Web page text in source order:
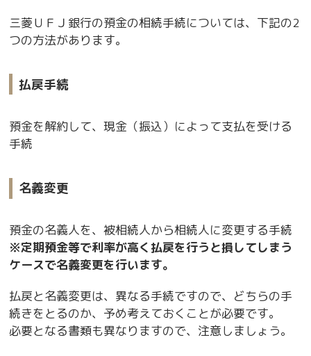
三菱ＵＦＪ銀行の預金の相続手続については、下記の2
つの方法があります。
払戻手続
預金を解約して、現金（振込）によって支払を受ける
手続
名義変更
預金の名義人を、被相続人から相続人に変更する手続
※定期預金等で利率が高く払戻を行うと損してしまう
ケースで名義変更を行います。
払戻と名義変更は、異なる手続ですので、どちらの手
続きをとるのか、予め考えておくことが必要です。
必要となる書類も異なりますので、注意しましょう。